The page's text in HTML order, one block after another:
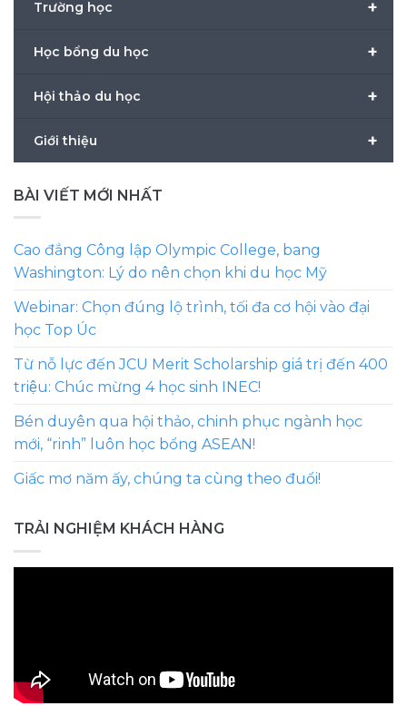
+
Trường học
+
Học bổng du học
+
Hội thảo du học
+
Giới thiệu
BÀI VIẾT MỚI NHẤT
Cao đẳng Công lập Olympic College, bang
Washington: Lý do nên chọn khi du học Mỹ
Webinar: Chọn đúng lộ trình, tối đa cơ hội vào đại
học Top Úc
Từ nỗ lực đến JCU Merit Scholarship giá trị đến 400
triệu: Chúc mừng 4 học sinh INEC!
Bén duyên qua hội thảo, chinh phục ngành học
mới, “rinh” luôn học bổng ASEAN!
Giấc mơ năm ấy, chúng ta cùng theo đuổi!
TRẢI NGHIỆM KHÁCH HÀNG